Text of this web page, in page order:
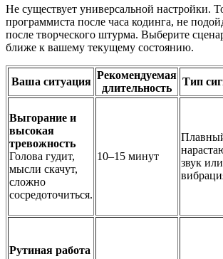
Не существует универсальной настройки.
программиста после часа кодинга, не
после творческого штурма. Выберите
ближе к вашему текущему состоянию.
Ваша ситуация
Рекомендуемая
длительность
Тип
Выгорание и
высокая
тревожность
Голова гудит,
мысли скачут,
сложно
сосредоточиться.
10–15 минут
звук или
Рутиная работа